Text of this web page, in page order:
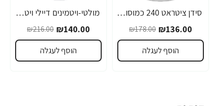
סידן ציטראט 240 כמוסות - מבית NOW FOODS
₪136.00
₪178.00
הוסף לעגלה
מולטי-ויטמינים דיילי ויטס 250 טבליות - מבית NOW FOODS
₪140.00
₪216.00
הוסף לעגלה